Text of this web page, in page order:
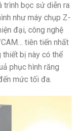
trình bọc sứ diễn ra
như máy chụp Z-
đại, công nghệ
tiên tiến nhất
bị này có thể
phục hình răng
mức tối đa.